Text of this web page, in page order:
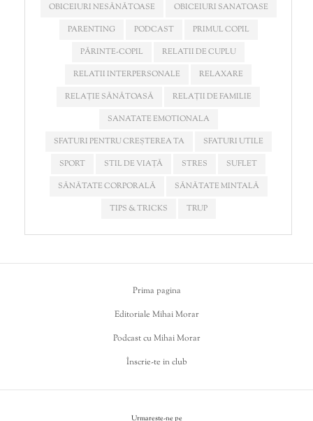
OBICEIURI NESĂNĂTOASE
OBICEIURI SANATOASE
PARENTING
PODCAST
PRIMUL COPIL
PĂRINTE-COPIL
RELATII DE CUPLU
RELATII INTERPERSONALE
RELAXARE
RELAȚIE SĂNĂTOASĂ
RELAȚII DE FAMILIE
SANATATE EMOTIONALA
SFATURI PENTRU CREȘTEREA TA
SFATURI UTILE
SPORT
STIL DE VIAȚĂ STRES
SUFLET
SĂNĂTATE CORPORALĂ
SĂNĂTATE MINTALĂ
TIPS & TRICKS
TRUP
Prima pagina
Editoriale Mihai Morar
Podcast cu Mihai Morar
Înscrie-te in club
Urmareste-ne pe